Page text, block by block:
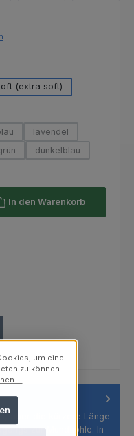
verfügbar.)
ist zurzeit nicht verfügbar.)
(extra soft)
ist zurzeit nicht verfügbar.)
Option ist zurzeit nicht
lavendel
(Diese Option ist
nicht verfügbar.)
ist zurzeit nicht verfügbar.)
(Diese Option ist zurzeit nicht
dunkelblau
(Diese Option ist
In den Warenkorb
aber die kürzere Länge
zur Mundhöhle. In
um eine
zu können.
...